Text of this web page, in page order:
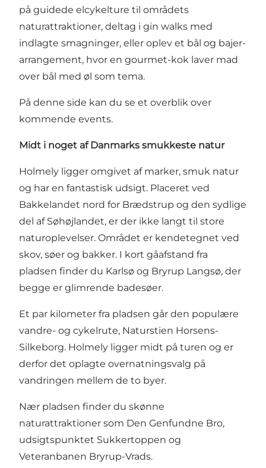
på guidede elcykelture til områdets
naturattraktioner, deltag i gin walks med
indlagte smagninger, eller oplev et bål og bajer-
arrangement, hvor en gourmet-kok laver mad
over bål med øl som tema.
På denne side kan du se et overblik over
kommende events.
Midt i noget af Danmarks smukkeste natur
Holmely ligger omgivet af marker, smuk natur
og har en fantastisk udsigt. Placeret ved
Bakkelandet nord for Brædstrup og den sydlige
del af Søhøjlandet, er der ikke langt til store
naturoplevelser. Området er kendetegnet ved
skov, søer og bakker. I kort gåafstand fra
pladsen finder du Karlsø og Bryrup Langsø, der
begge er glimrende badesøer.
Et par kilometer fra pladsen går den populære
vandre- og cykelrute, Naturstien Horsens-
Silkeborg. Holmely ligger midt på turen og er
derfor det oplagte overnatningsvalg på
vandringen mellem de to byer.
Nær pladsen finder du skønne
naturattraktioner som Den Genfundne Bro,
udsigtspunktet Sukkertoppen og
Veteranbanen Bryrup-Vrads.